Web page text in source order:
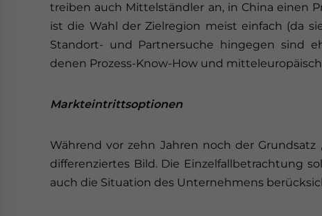
treiben auch Mittelständler an, in China einen
ist die Wahl der Zielregion meist einfach (da
Standort- und Partnersuche hingegen sind
denen Prozess-Know-How und
Markteintrittsoptionen
Während vor zehn Jahren noch der
differenziertes Bild. Die Einzelfallbetrachtung
auch die Situation des Unternehmens